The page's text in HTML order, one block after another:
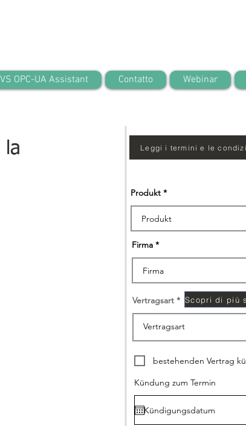
VS OPC-UA Assistant Contatto Webinar
la
Leggi i termini e le
Produkt
Firma
Vertragsart
bestehenden Vertrag
Kündung zum Termin